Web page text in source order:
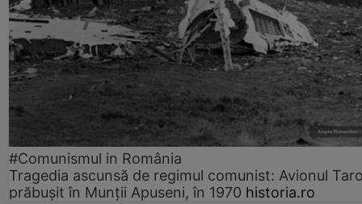
#Comunismul in România
Tragedia ascunsă de regimul comunist: Avionul
prăbușit în Munții Apuseni, în 1970 historia.ro